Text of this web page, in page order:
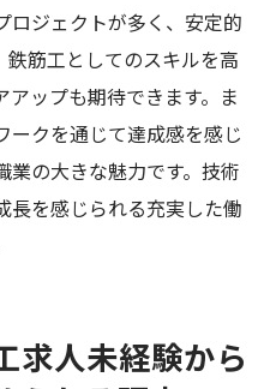
ロジェクトが多く、安定的
筋工としてのスキルを高
ップも期待できます。ま
ークを通じて達成感を感じ
業の大きな魅力です。技術
長を感じられる充実した働
求人未経験から